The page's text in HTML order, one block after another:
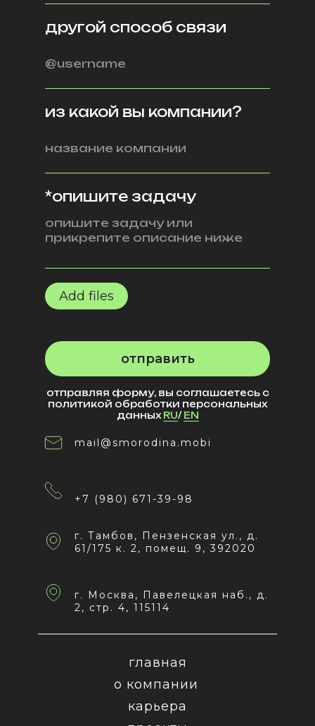
другой способ связи
из какой вы компании?
*опишите задачу
Add files
отправить
отправляя форму, вы соглашаетесь с
политикой обработки персональных
данныхRU/EN
г. Москва, Павелецкая наб., д.
2, стр. 4, 115114
г. Тамбов, Пензенская ул., д.
61/175 к. 2, помещ. 9, 392020
+7 (980) 671-39-98
mail@smorodina.mobi
главная
о компании
карьера